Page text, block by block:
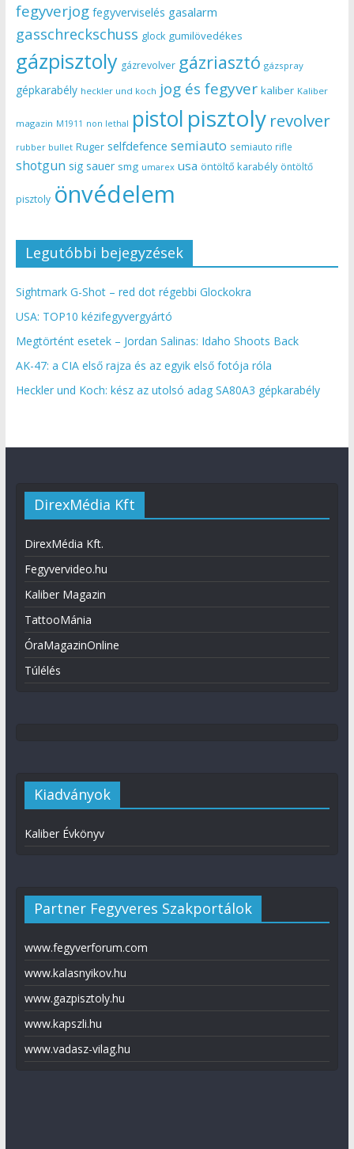
fegyverjog fegyverviselés gasalarm
gasschreckschuss glock gumilövedékes
gázpisztoly gázrevolver gázriasztó gázspray
gépkarabély heckler und koch jog és fegyver kaliber Kaliber
magazin M1911 non lethal pistol pisztoly revolver
rubber bullet Ruger selfdefence semiauto semiauto rifle
shotgun sig sauer smg umarex usa öntöltő karabély öntöltő
pisztoly önvédelem
Legutóbbi bejegyzések
Sightmark G-Shot – red dot régebbi Glockokra
USA: TOP10 kézifegyvergyártó
Megtörtént esetek – Jordan Salinas: Idaho Shoots Back
AK-47: a CIA első rajza és az egyik első fotója róla
Heckler und Koch: kész az utolsó adag SA80A3 gépkarabély
DirexMédia Kft
DirexMédia Kft.
Fegyvervideo.hu
Kaliber Magazin
TattooMánia
ÓraMagazinOnline
Túlélés
Kiadványok
Kaliber Évkönyv
Partner Fegyveres Szakportálok
www.fegyverforum.com
www.kalasnyikov.hu
www.gazpisztoly.hu
www.kapszli.hu
www.vadasz-vilag.hu